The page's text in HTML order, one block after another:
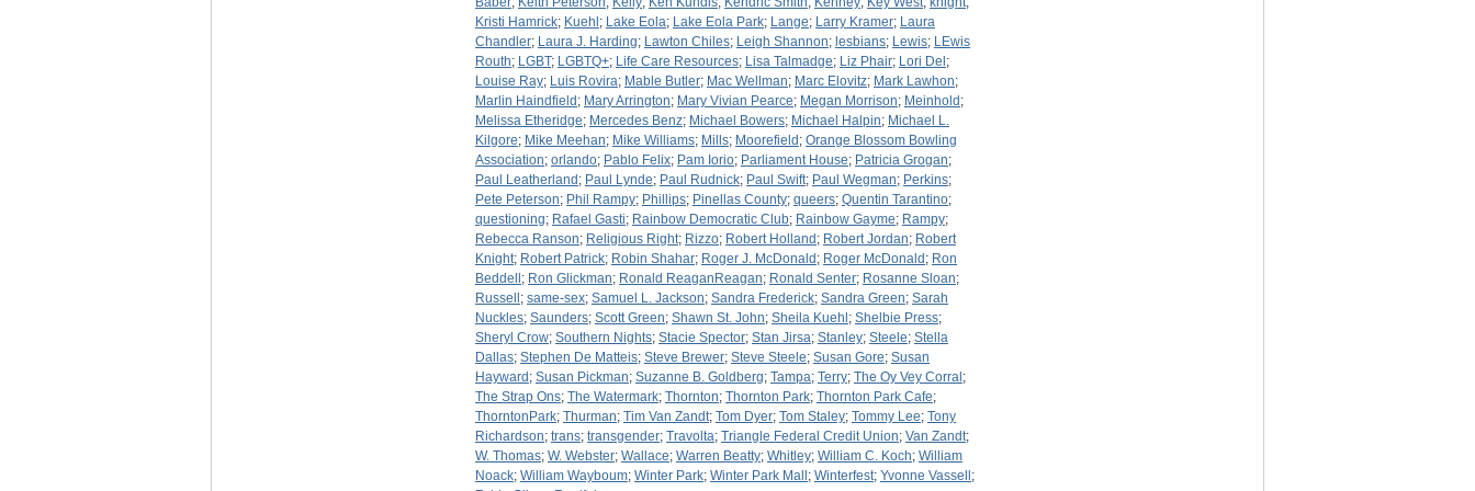
Kristi Hamrick; Kuehl ; Lake Eola; Lake Eola Park; Lange; Larry Kramer; Laura
Chandler; Laura J. Harding; Lawton Chiles; Leigh Shannon; lesbians; Lewis; LEwis
Routh; LGBT; LGBTQ+; Life Care Resources; Lisa Talmadge; Liz Phair; Lori Del ;
Louise Ray; Luis Rovira; Mable Butler; Mac Wellman; Marc Elovitz; Mark Lawhon;
Marlin Haindfield ; Mary Arrington; Mary Vivian Pearce; Megan Morrison; Meinhold ;
Melissa Etheridge; Mercedes Benz; Michael Bowers; Michael Halpin; Michael L.
Kilgore; Mike Meehan; Mike Williams; Mills; Moorefield ; Orange Blossom Bowling
Association; orlando; Pablo Felix; Pam Iorio; Parliament House; Patricia Grogan;
Paul Leatherland ; Paul Lynde; Paul Rudnick; Paul Swift; Paul Wegman; Perkins;
Pete Peterson; Phil Rampy; Phillips; Pinellas County; queers; Quentin Tarantino;
questioning; Rafael Gasti; Rainbow Democratic Club; Rainbow Gayme; Rampy;
Rebecca Ranson; Religious Right; Rizzo; Robert Holland ; Robert Jordan; Robert
Knight; Robert Patrick; Robin Shahar; Roger J. McDonald ; Roger McDonald ; Ron
Beddell ; Ron Glickman; Ronald ReaganReagan; Ronald Senter; Rosanne Sloan;
Russell ; same-sex; Samuel L. Jackson; Sandra Frederick; Sandra Green; Sarah
Nuckles; Saunders; Scott Green; Shawn St. John; Sheila Kuehl ; Shelbie Press;
Sheryl Crow; Southern Nights; Stacie Spector; Stan Jirsa; Stanley; Steele; Stella
Dallas; Stephen De Matteis; Steve Brewer; Steve Steele; Susan Gore; Susan
Hayward ; Susan Pickman; Suzanne B. Goldberg; Tampa; Terry; The Oy Vey Corral ;
The Strap Ons; The Watermark; Thornton; Thornton Park; Thornton Park Cafe;
ThorntonPark; Thurman; Tim Van Zandt; Tom Dyer; Tom Staley; Tommy Lee; Tony
Richardson; trans; transgender; Travolta; Triangle Federal Credit Union; Van Zandt;
W. Thomas; W. Webster; Wallace; Warren Beatty; Whitley; William C. Koch; William
Noack; William Wayboum; Winter Park; Winter Park Mall ; Winterfest; Yvonne Vassell ;